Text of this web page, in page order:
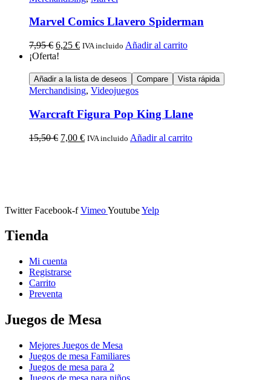
Marvel Comics Llavero Spiderman
7,95€ 6,25 € IVA incluido Añadir al carrito
¡Oferta!
Añadir a la lista de deseos Compare Vista rápida
Merchandising, Videojuegos
Warcraft Figura Pop King Llane
15,50€ 7,00 € IVA incluido Añadir al carrito
Twitter Facebook-f VimeoYoutubeYelp
Tienda
Mi cuenta
Registrarse
Carrito
Preventa
Juegos de Mesa
Mejores Juegos de Mesa
Juegos de mesa Familiares
Juegos de mesa para 2